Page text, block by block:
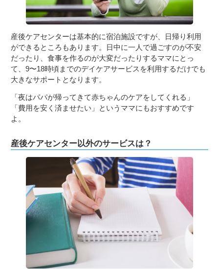
産後ケアセンターは基本的に宿泊施設ですが、日帰り利用
ができるところもあります。日中に一人で過ごすのが不安
だったり、食事を作るのが大変だったりするママにとっ
て、9〜18時頃までのデイケアサービスを利用するだけでも
大きなサポートとなります。
「夜はパパが帰ってきて赤ちゃんのケアをしてくれる」
「費用を安く済ませたい」というママにもおすすめです
よ。
産後ケアセンター以外のサービスは？